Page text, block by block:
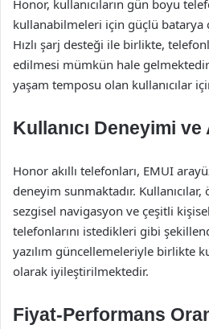
Honor, kullanıcıların gün boyu
kullanabilmeleri için güçlü batarya
Hızlı şarj desteği ile birlikte,
edilmesi mümkün hale
yaşam temposu olan kullanıcılar
Kullanıcı Deneyimi
Honor akıllı telefonları, EMUI
deneyim sunmaktadır.
sezgisel navigasyon ve çeşitli
telefonlarını istedikleri gibi
yazılım güncellemeleriyle birlikte
olarak iyileştirilmektedir.
Fiyat-Performans